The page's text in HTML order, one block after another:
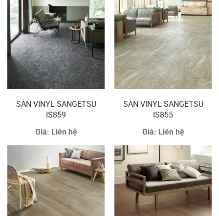
SÀN VINYL SANGETSU
IS859
Giá: Liên hệ
SÀN VINYL SANGETSU
IS855
Giá: Liên hệ